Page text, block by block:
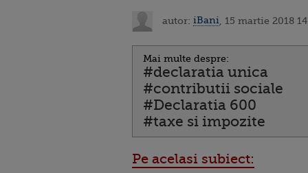
autor: iBani , 15 martie 2018
Mai multe despre:
#declaratia unica
#contributii sociale
#Declaratia 600
#taxe si impozite
Pe acelasi subiect: